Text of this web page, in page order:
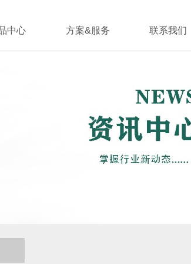
中心 方案&服务 联系我们